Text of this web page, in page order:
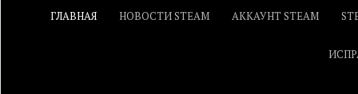
ГЛАВНАЯ НОВОСТИ STEAM АККАУНТ STEAM